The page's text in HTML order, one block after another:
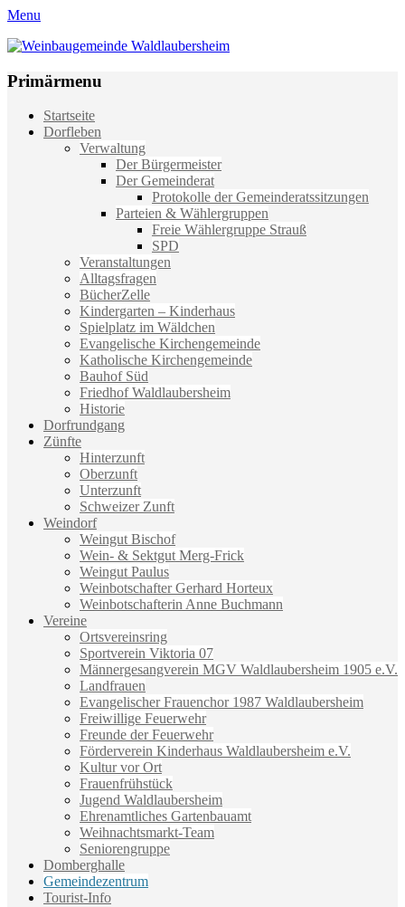
Menu
Weinbaugemeinde Waldlaubersheim
Primärmenu
Weiter
zum
Startseite
Dorfleben
Verwaltung
Der Bürgermeister
Der Gemeinderat
Protokolle der Gemeinderatssitzungen
Parteien & Wählergruppen
Freie Wählergruppe Strauß
SPD
Veranstaltungen
Alltagsfragen
BücherZelle
Kindergarten – Kinderhaus
Spielplatz im Wäldchen
Evangelische Kirchengemeinde
Katholische Kirchengemeinde
Bauhof Süd
Friedhof Waldlaubersheim
Historie
Dorfrundgang
Zünfte
Hinterzunft
Oberzunft
Unterzunft
Schweizer Zunft
Weindorf
Weingut Bischof
Wein- & Sektgut Merg-Frick
Weingut Paulus
Weinbotschafter Gerhard Horteux
Weinbotschafterin Anne Buchmann
Vereine
Ortsvereinsring
Sportverein Viktoria 07
Männergesangverein MGV Waldlaubersheim 1905 e.V.
Landfrauen
Evangelischer Frauenchor 1987 Waldlaubersheim
Freiwillige Feuerwehr
Freunde der Feuerwehr
Förderverein Kinderhaus Waldlaubersheim e.V.
Kultur vor Ort
Frauenfrühstück
Jugend Waldlaubersheim
Ehrenamtliches Gartenbauamt
Weihnachtsmarkt-Team
Seniorengruppe
Domberghalle
Gemeindezentrum
Tourist-Info